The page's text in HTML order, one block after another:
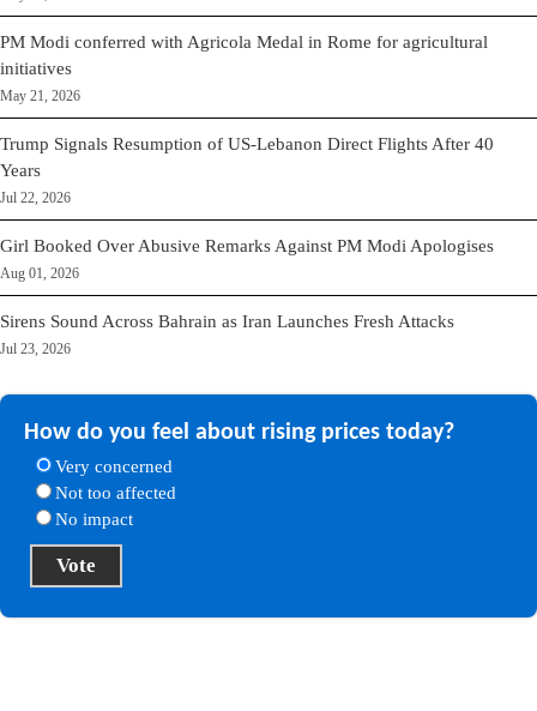
PM Modi conferred with Agricola Medal in Rome for agricultural
initiatives
May 21, 2026
Trump Signals Resumption of US-Lebanon Direct Flights After 40
Years
Jul 22, 2026
Girl Booked Over Abusive Remarks Against PM Modi Apologises
Aug 01, 2026
Sirens Sound Across Bahrain as Iran Launches Fresh Attacks
Jul 23, 2026
How do you feel about rising prices today?
Very concerned
Not too affected
No impact